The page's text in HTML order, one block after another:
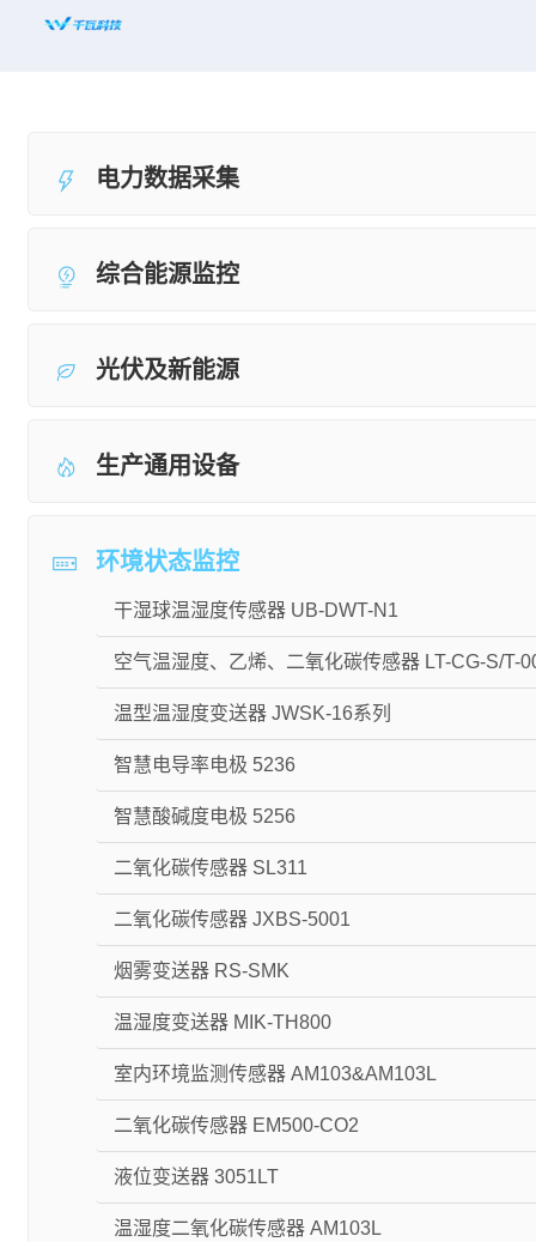
新闻资讯
知名案例
关于千瓦
电力数据采集
综合能源监控
光伏及新能源
生产通用设备
环境状态监控
干湿球温湿度传感器 UB-DWT-N1
空气温湿度、乙烯、二氧化碳传感器 LT-CG-S/T-
温型温湿度变送器 JWSK-16系列
智慧电导率电极 5236
智慧酸碱度电极 5256
二氧化碳传感器 SL311
二氧化碳传感器 JXBS-5001
烟雾变送器 RS-SMK
温湿度变送器 MIK-TH800
室内环境监测传感器 AM103&AM103L
二氧化碳传感器 EM500-CO2
液位变送器 3051LT
温湿度二氧化碳传感器 AM103L